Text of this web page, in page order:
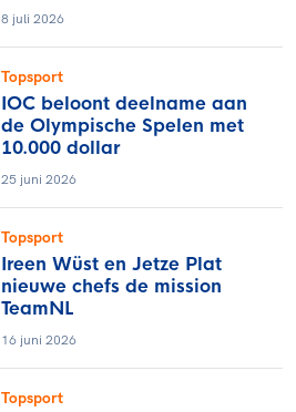
8 juli 2026
Topsport
IOC beloont deelname aan
de Olympische Spelen met
10.000 dollar
25 juni 2026
Topsport
Ireen Wüst en Jetze Plat
nieuwe chefs de mission
TeamNL
16 juni 2026
Topsport